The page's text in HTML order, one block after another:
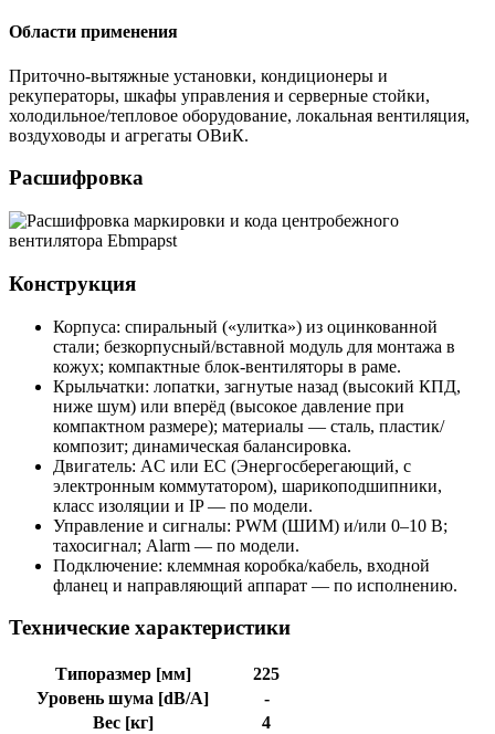
Области применения
Приточно-вытяжные установки, кондиционеры и
рекуператоры, шкафы управления и серверные стойки,
холодильное/тепловое оборудование, локальная вентиляция,
воздуховоды и агрегаты ОВиК.
Расшифровка
Конструкция
Корпуса: спиральный («улитка») из оцинкованной
стали; безкорпусный/вставной модуль для монтажа в
кожух; компактные блок-вентиляторы в раме.
Крыльчатки: лопатки, загнутые назад (высокий КПД,
ниже шум) или вперёд (высокое давление при
компактном размере); материалы — сталь, пластик/
композит; динамическая балансировка.
Двигатель: AC или EC (Энергосберегающий, с
электронным коммутатором), шарикоподшипники,
класс изоляции и IP — по модели.
Управление и сигналы: PWM (ШИМ) и/или 0–10 В;
тахосигнал; Alarm — по модели.
Подключение: клеммная коробка/кабель, входной
фланец и направляющий аппарат — по исполнению.
Технические характеристики
Типоразмер [мм]
225
Уровень шума [dB/A]
-
Вес [кг]
4